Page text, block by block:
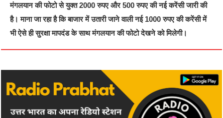
मंगलयान की फोटो से युक्त 2000 रुपए और 500 रुपए की नई करेंसी जारी की
है। माना जा रहा है कि बाजार में उतारी जाने वाली नई 1000 रुपए की करेंसी में
भी ऐसे ही सुरक्षा मापदंड के साथ मंगलयान की फोटो देखने को मिलेगी।